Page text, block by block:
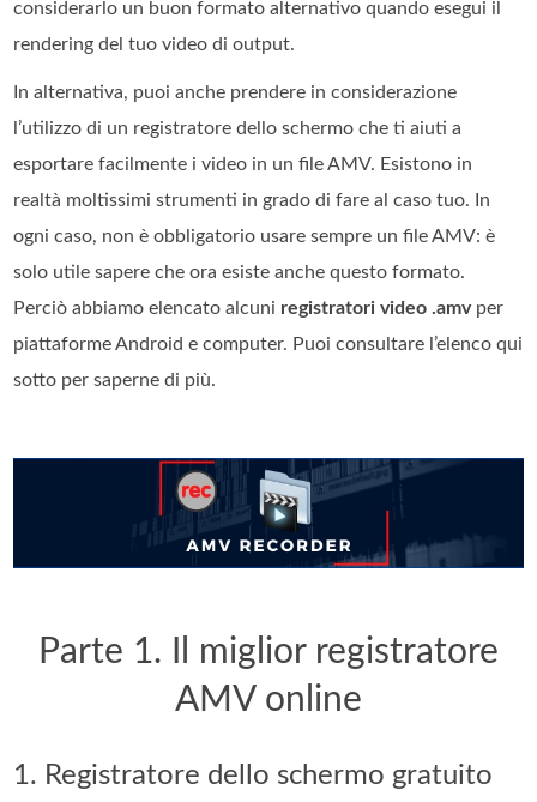
considerarlo un buon formato alternativo quando esegui il
rendering del tuo video di output.
In alternativa, puoi anche prendere in considerazione
l’utilizzo di un registratore dello schermo che ti aiuti a
esportare facilmente i video in un file AMV. Esistono in
realtà moltissimi strumenti in grado di fare al caso tuo. In
ogni caso, non è obbligatorio usare sempre un file AMV: è
solo utile sapere che ora esiste anche questo formato.
Perciò abbiamo elencato alcuni registratori video .amvper
piattaforme Android e computer. Puoi consultare l’elenco qui
sotto per saperne di più.
Parte 1. Il miglior registratore
AMV online
1. Registratore dello schermo gratuito